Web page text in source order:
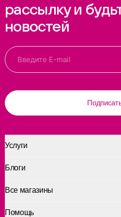
рассылку и
новостей
Услуги
Помощь
Блоги
Все магазины